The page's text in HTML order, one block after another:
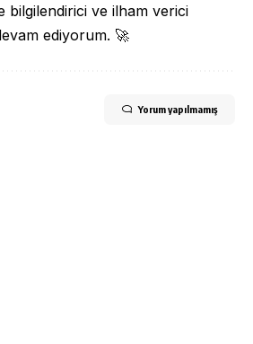
bilgilendirici ve ilham verici
ediyorum. 🚀
Yorum yapılmamış